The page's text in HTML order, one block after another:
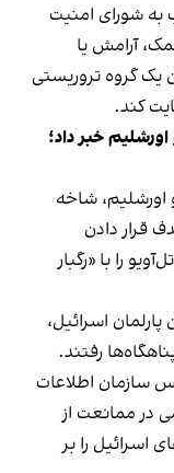
به شورای امنیت
آرامش یا
یک گروه تروریستی
کند.
خبر داد؛
اورشلیم، شاخه
قرار دادن
را با «رگبار
نمایندگان پارلمان اسرائیل،
رفتند.
سازمان اطلاعات
در ممانعت از
اسرائیل را بر